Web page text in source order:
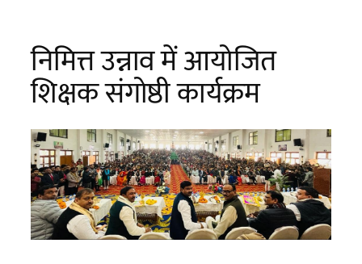
निमित्त उन्नाव में आयोजित
शिक्षक संगोष्ठी कार्यक्रम